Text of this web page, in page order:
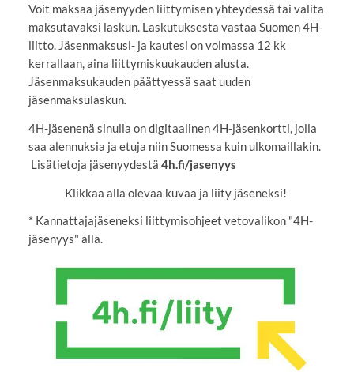
Voit maksaa jäsenyyden liittymisen yhteydessä tai valita
maksutavaksi laskun. Laskutuksesta vastaa Suomen 4H-
liitto. Jäsenmaksusi- ja kautesi on voimassa 12 kk
kerrallaan, aina liittymiskuukauden alusta.
Jäsenmaksukauden päättyessä saat uuden
jäsenmaksulaskun.
4H-jäsenenä sinulla on digitaalinen 4H-jäsenkortti, jolla
saa alennuksia ja etuja niin Suomessa kuin ulkomaillakin.
Lisätietoja jäsenyydestä 4h.fi/jasenyys
Klikkaa alla olevaa kuvaa ja liity jäseneksi!
* Kannattajajäseneksi liittymisohjeet vetovalikon "4H-
jäsenyys" alla.